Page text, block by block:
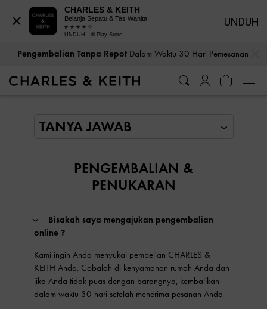
Pengembalian Tanpa RepotDalam Waktu 30 Hari Pemesanan
PENGEMBALIAN &
PENUKARAN
Bisakah saya mengajukan pengembalian
online ?
Kami ingin Anda menyukai pembelian CHARLES &
KEITH Anda. Cobalah di kenyamanan rumah Anda dan
jika Anda tidak puas dengan barangnya, kembalikan
dalam waktu 30 hari setelah menerima pesanan Anda
CHARLES & KEITH
Belanja Sepatu & Tas Wanita
UNDUH - di Play Store
UNDUH